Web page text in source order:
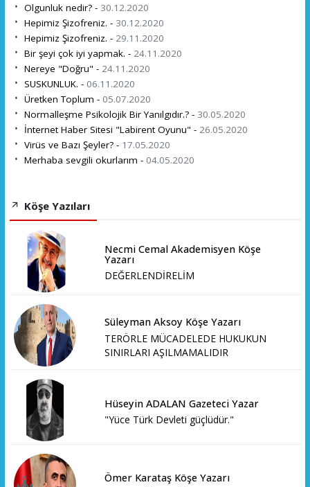
Olgunluk nedir? - 30.12.2020
Hepimiz Şizofreniz. - 30.12.2020
Hepimiz Şizofreniz. - 29.11.2020
Bir şeyi çok iyi yapmak. - 24.11.2020
Nereye "Doğru" - 24.11.2020
SUSKUNLUK. - 06.11.2020
Üretken Toplum - 05.07.2020
Normalleşme Psikolojik Bir Yanılgıdır.? - 30.05.2020
İnternet Haber Sitesi "Labirent Oyunu" - 26.05.2020
Virüs ve Bazı Şeyler? - 17.05.2020
Merhaba sevgili okurlarım - 04.05.2020
Köşe Yazıları
Necmi Cemal Akademisyen Köşe
Yazarı
DEĞERLENDİRELİM
Süleyman Aksoy Köşe Yazarı
TERÖRLE MÜCADELEDE HUKUKUN
SINIRLARI AŞILMAMALIDIR
Hüseyin ADALAN Gazeteci Yazar
"Yüce Türk Devleti güçlüdür."
Ömer Karataş Köşe Yazarı